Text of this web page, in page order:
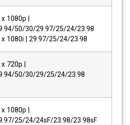
1080p |
50/30/29.97/25/24/23.98
x 1080i | 29.97/25/24/23.98
720p |
50/30/29/25/24/23.98
1080p |
25/24/24sF/23.98/23.98sF